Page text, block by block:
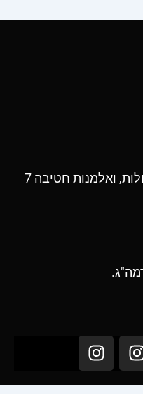
ואלמנות חטיבה 7
I
n
s
I
n
s